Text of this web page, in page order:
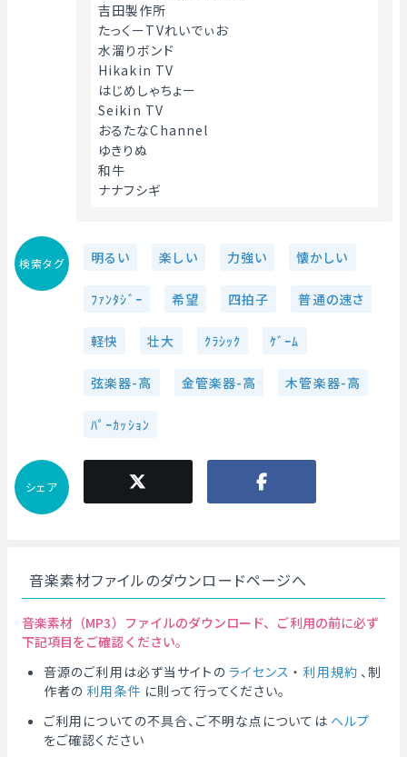
吉田製作所
たっくーTVれいでぃお
水溜りボンド
Hikakin TV
はじめしゃちょー
Seikin TV
おるたなChannel
ゆきりぬ
和牛
ナナフシギ
検索タグ 明るい 楽しい 力強い 懐かしい
ﾌｧﾝﾀｼﾞｰ 希望 四拍子 普通の速さ
軽快 壮大 ｸﾗｼｯｸ ｹﾞｰﾑ
弦楽器-高 金管楽器-高 木管楽器-高
ﾊﾟｰｶｯｼｮﾝ
シェア
音楽素材ファイルのダウンロードページへ
音楽素材（MP3）ファイルのダウンロード、ご利用の前に必ず
下記項目をご確認ください。
音源のご利用は必ず当サイトの ライセンス ・ 利用規約 、制
作者の 利用条件 に則って行ってください。
ご利用についての不具合、ご不明な点については ヘルプ
をご確認ください